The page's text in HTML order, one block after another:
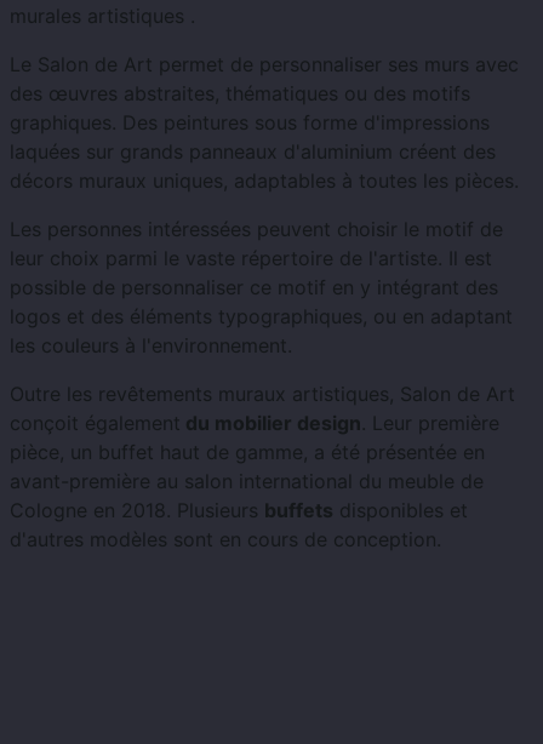
murales artistiques .
Le Salon de Art permet de personnaliser ses murs avec
des œuvres abstraites, thématiques ou des motifs
graphiques. Des peintures sous forme d'impressions
laquées sur grands panneaux d'aluminium créent des
décors muraux uniques, adaptables à toutes les pièces.
Les personnes intéressées peuvent choisir le motif de
leur choix parmi le vaste répertoire de l'artiste. Il est
possible de personnaliser ce motif en y intégrant des
logos et des éléments typographiques, ou en adaptant
les couleurs à l'environnement.
Outre les revêtements muraux artistiques, Salon de Art
conçoit également du mobilier design. Leur première
pièce, un buffet haut de gamme, a été présentée en
avant-première au salon international du meuble de
Cologne en 2018. Plusieurs buffets disponibles et
d'autres modèles sont en cours de conception.